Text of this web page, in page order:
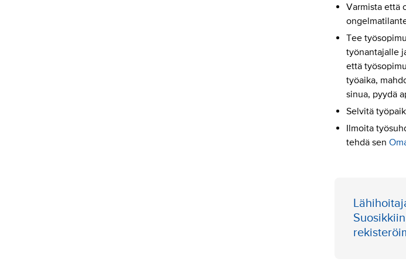
Varmista että
Tee
työnantajalle
että
työaika,
sinua, pyydä
Selvitä
Ilmoita
tehdä sen